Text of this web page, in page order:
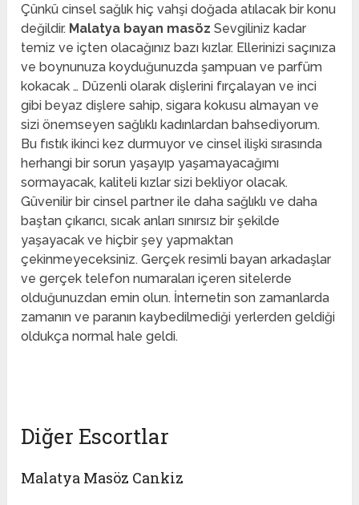
Çünkü cinsel sağlık hiç vahşi doğada atılacak bir konu
değildir. Malatya bayan masöz Sevgiliniz kadar
temiz ve içten olacağınız bazı kızlar. Ellerinizi saçınıza
ve boynunuza koyduğunuzda şampuan ve parfüm
kokacak … Düzenli olarak dişlerini fırçalayan ve inci
gibi beyaz dişlere sahip, sigara kokusu almayan ve
sizi önemseyen sağlıklı kadınlardan bahsediyorum.
Bu fıstık ikinci kez durmuyor ve cinsel ilişki sırasında
herhangi bir sorun yaşayıp yaşamayacağımı
sormayacak, kaliteli kızlar sizi bekliyor olacak.
Güvenilir bir cinsel partner ile daha sağlıklı ve daha
baştan çıkarıcı, sıcak anları sınırsız bir şekilde
yaşayacak ve hiçbir şey yapmaktan
çekinmeyeceksiniz. Gerçek resimli bayan arkadaşlar
ve gerçek telefon numaraları içeren sitelerde
olduğunuzdan emin olun. İnternetin son zamanlarda
zamanın ve paranın kaybedilmediği yerlerden geldiği
oldukça normal hale geldi.
Diğer Escortlar
Malatya Masöz Cankiz